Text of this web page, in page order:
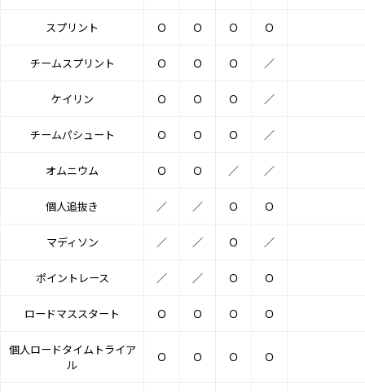
スプリント Ｏ Ｏ Ｏ Ｏ
チームスプリント Ｏ Ｏ Ｏ ／
ケイリン Ｏ Ｏ Ｏ ／
チームパシュート Ｏ Ｏ Ｏ ／
オムニウム Ｏ Ｏ ／ ／
個人追抜き ／ ／ Ｏ Ｏ
マディソン ／ ／ Ｏ ／
ポイントレース ／ ／ Ｏ Ｏ
ロードマススタート Ｏ Ｏ Ｏ Ｏ
個人ロードタイムトライア
ル
Ｏ Ｏ Ｏ Ｏ